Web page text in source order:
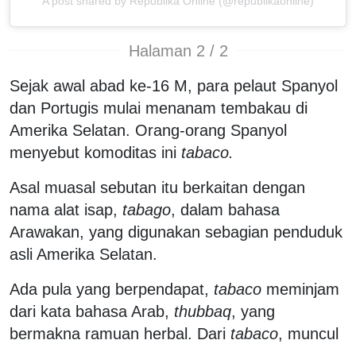
Halaman 2 / 2
Sejak awal abad ke-16 M, para pelaut Spanyol
dan Portugis mulai menanam tembakau di
Amerika Selatan. Orang-orang Spanyol
menyebut komoditas ini tabaco.
Asal muasal sebutan itu berkaitan dengan
nama alat isap, tabago, dalam bahasa
Arawakan, yang digunakan sebagian penduduk
asli Amerika Selatan.
Ada pula yang berpendapat, tabaco meminjam
dari kata bahasa Arab, thubbaq, yang
bermakna ramuan herbal. Dari tabaco, muncul